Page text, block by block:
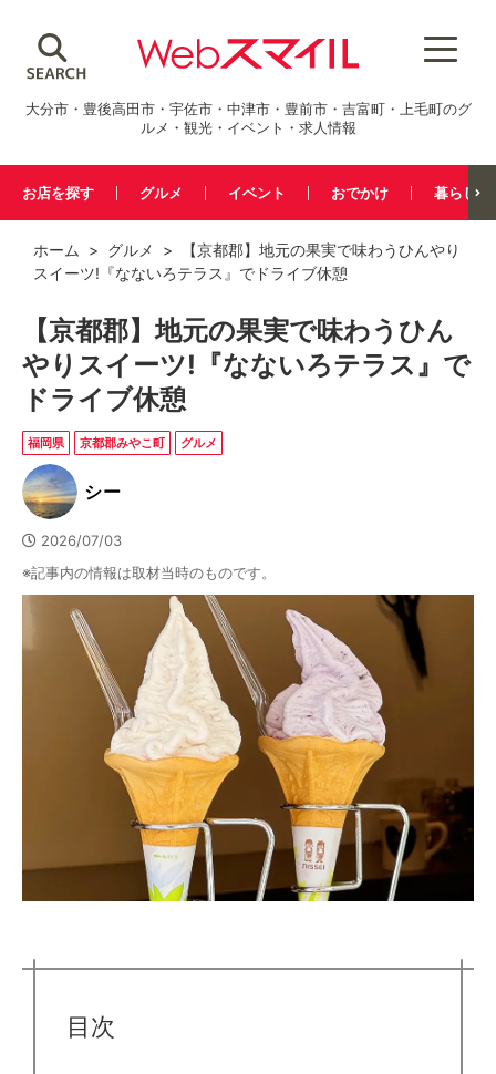
大分市・豊後高田市・宇佐市・中津市・豊前市・吉富町・上毛町のグ
ルメ・観光・イベント・求人情報
お店を探す グルメ イベント おでかけ 暮らし
ホーム > グルメ
> 【京都郡】地元の果実で味わうひんやり
スイーツ!『なないろテラス』でドライブ休憩
【京都郡】地元の果実で味わうひん
やりスイーツ!『なないろテラス』で
ドライブ休憩
福岡県 京都郡みやこ町 グルメ
シー
2026/07/03
※記事内の情報は取材当時のものです。
目次